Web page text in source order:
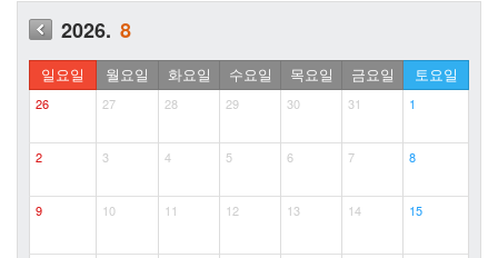
2026. 8
일요일 월요일 화요일 수요일 목요일 금요일 토요일
26 27 28 29 30 31 1
2 3 4 5 6 7 8
9 10 11 12 13 14 15